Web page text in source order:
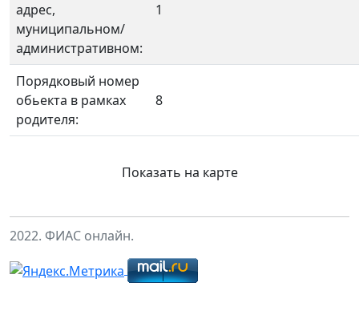
адрес,
муниципальном/
административном:
1
Порядковый номер
обьекта в рамках
родителя:
8
Показать на карте
2022. ФИАС онлайн.